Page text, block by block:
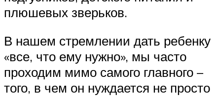
плюшевых зверьков.
В нашем стремлении дать ребенку
«все, что ему нужно», мы часто
проходим мимо самого главного –
того, в чем он нуждается не просто